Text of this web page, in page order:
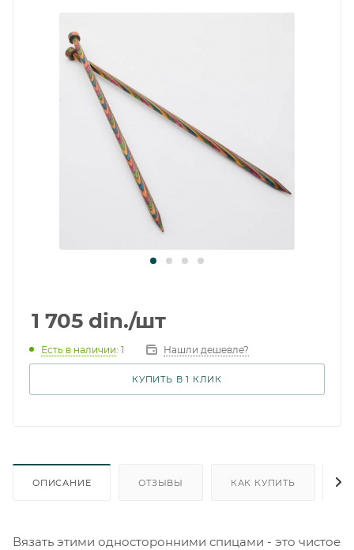
1 705 din./шт
Есть в наличии: 1 Нашли дешевле?
КУПИТЬ В 1 КЛИК
ОПИСАНИЕ ОТЗЫВЫ КАК КУПИТЬ
Вязать этими односторонними спицами - это чистое